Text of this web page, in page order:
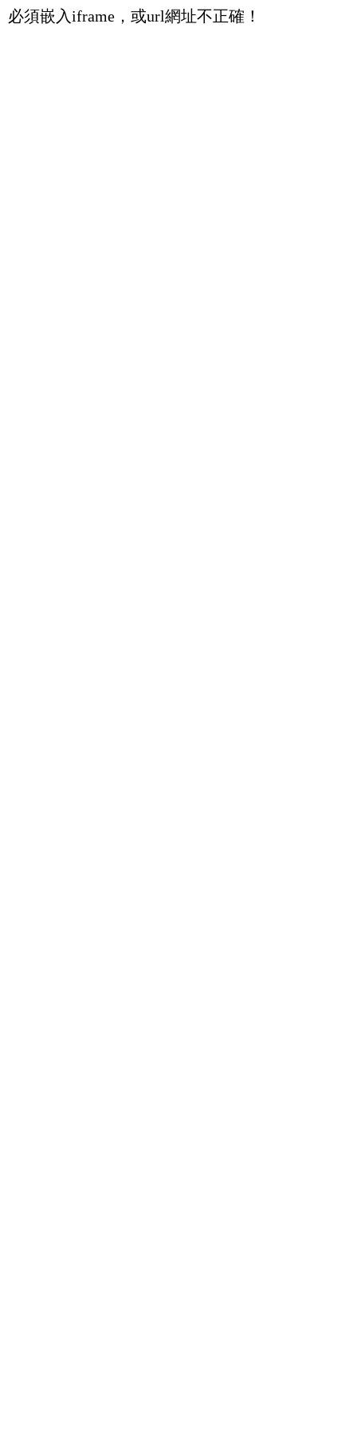
必須嵌入iframe，或url網址不正確！